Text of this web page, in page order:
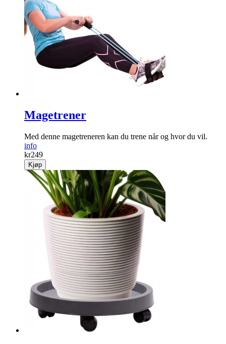
Magetrener
Med denne magetreneren kan du trene når og hvor du vil.
info
kr249
Kjøp